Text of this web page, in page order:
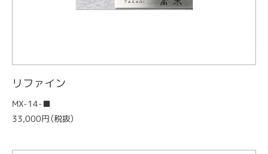
リファイン
MX-14-■
33,000円（税抜）